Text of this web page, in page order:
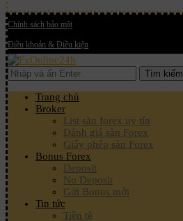
Chính sách bảo mật
Điều khoản & Điều kiện
Tìm kiếm
Trang chủ
Broker
List sàn forex uy tín
Đánh giá sàn Forex
Giấy phép sàn Forex
Bonus Forex
Deposit
No Deposit
Gửi Bonus mới
Tin tức
Tiền tệ